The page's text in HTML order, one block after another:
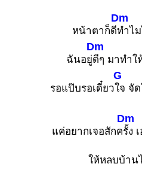
หน้าตาก็ดี
Dm
ทำไ
ฉันอยู่
Dm
ดีๆ มาทำใ
รอแป๊บรอเดี๋ยว
G
ใจ จั
แค่อยากเจอสักค
Dm
รั้ง
ให้หลบบ้าน